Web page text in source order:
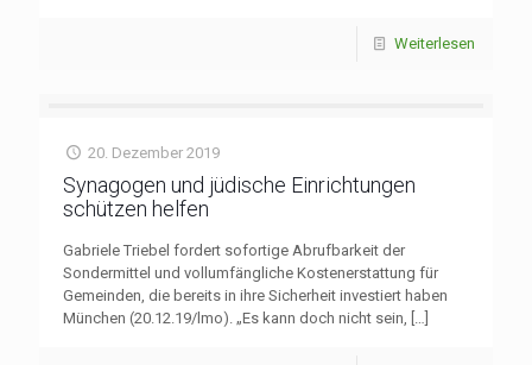
Weiterlesen
20. Dezember 2019
Synagogen und jüdische Einrichtungen
schützen helfen
Gabriele Triebel fordert sofortige Abrufbarkeit der
Sondermittel und vollumfängliche Kostenerstattung für
Gemeinden, die bereits in ihre Sicherheit investiert haben
München (20.12.19/lmo). „Es kann doch nicht sein, […]